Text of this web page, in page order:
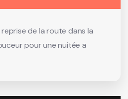
de la route dans la
pour une nuitée a